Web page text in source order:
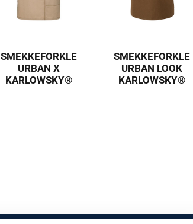
SMEKKEFORKLE
URBAN X
KARLOWSKY®
SMEKKEFORKLE
URBAN LOOK
KARLOWSKY®